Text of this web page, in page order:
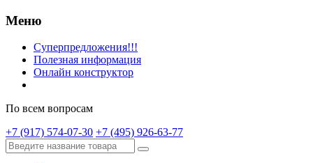
Меню
Суперпредложения!!!
Полезная информация
Онлайн конструктор
По всем вопросам
+7 (917) 574-07-30 +7 (495) 926-63-77